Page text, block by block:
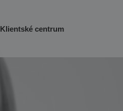
Klientské centrum